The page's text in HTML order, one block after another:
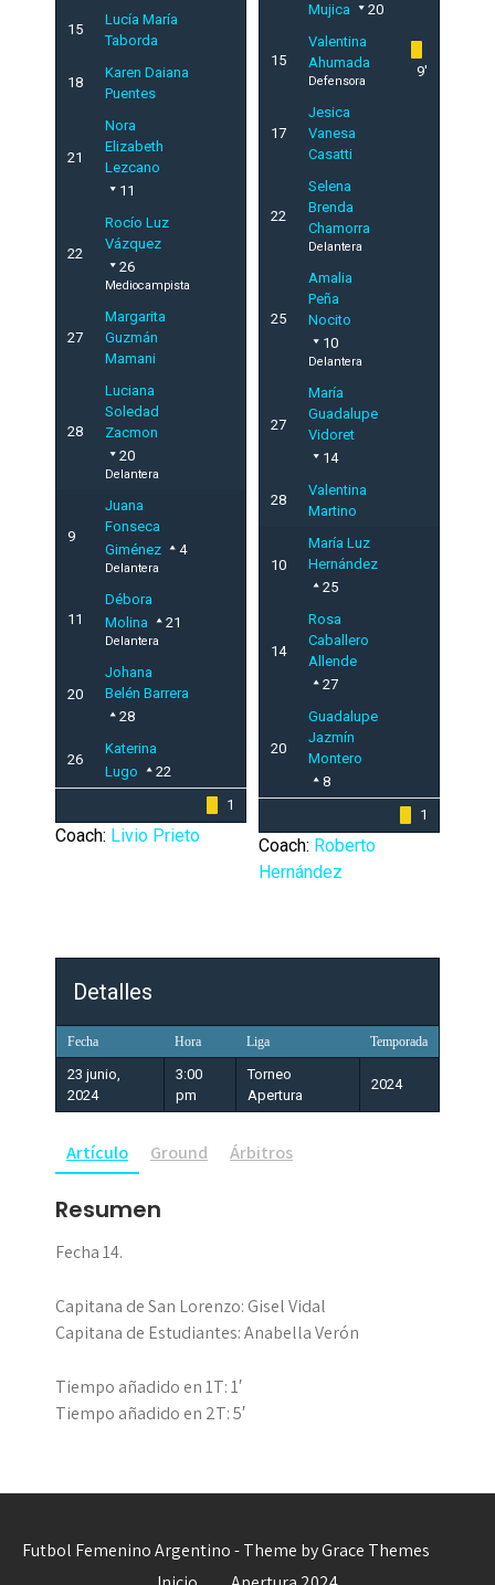
15
Lucía María
Taborda
18
Karen Daiana
Puentes
21
Nora
Elizabeth
Lezcano
11
22
Rocío Luz
Vázquez
26
Mediocampista
27
Margarita
Guzmán
Mamani
28
Luciana
Soledad
Zacmon
20
Delantera
9
Juana
Fonseca
Giménez
4
Delantera
11
Débora
Molina
21
Delantera
20
Johana
Belén Barrera
28
26
Katerina
Lugo
22
1
Coach: Livio Prieto
Mujica
20
15
Valentina
Ahumada
Defensora
9'
17
Jesica
Vanesa
Casatti
22
Selena
Brenda
Chamorra
Delantera
25
Amalia
Peña
Nocito
10
Delantera
27
María
Guadalupe
Vidoret
14
28
Valentina
Martino
10
María Luz
Hernández
25
14
Rosa
Caballero
Allende
27
20
Guadalupe
Jazmín
Montero
8
1
Coach: Roberto
Hernández
Detalles
Fecha Hora Liga Temporada
23 junio,
2024
3:00
pm
Torneo
Apertura
2024
Artículo Ground Árbitros
Resumen
Fecha 14.
Capitana de San Lorenzo: Gisel Vidal
Capitana de Estudiantes: Anabella Verón
Tiempo añadido en 1T: 1′
Tiempo añadido en 2T: 5′
Futbol Femenino Argentino - Theme by Grace Themes